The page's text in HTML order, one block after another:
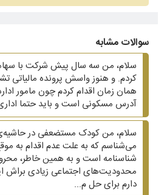
سوالات مشابه
سلام، من سه سال پیش شرکت با
کردم. و هنوز واسش پرونده مالیاتی
همان زمان اقدام کردم چون مامور
آدرس مسکونی است و باید حتما
سلام، من کودک مستضعفی در
می‌شناسم که به علت عدم اقدام به
شناسنامه است و به همین خاطر،
محدودیت‌های اجتماعی زیادی براش
دارم برای حل م...